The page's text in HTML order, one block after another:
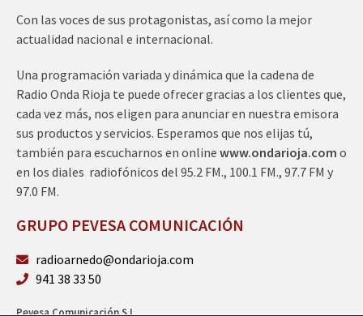
Con las voces de sus protagonistas, así como la mejor
actualidad nacional e internacional.
Una programación variada y dinámica que la cadena de
Radio Onda Rioja te puede ofrecer gracias a los clientes que,
cada vez más, nos eligen para anunciar en nuestra emisora
sus productos y servicios. Esperamos que nos elijas tú,
también para escucharnos en online www.ondarioja.com o
en los diales radiofónicos del 95.2 FM., 100.1 FM., 97.7 FM y
97.0 FM.
GRUPO PEVESA COMUNICACIÓN
radioarnedo@ondarioja.com
941 38 33 50
Pevesa Comunicación S.L.